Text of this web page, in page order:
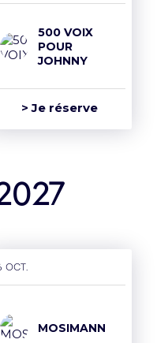
500 VOIX
POUR
JOHNNY
> Je réserve
oct.
MOSIMANN